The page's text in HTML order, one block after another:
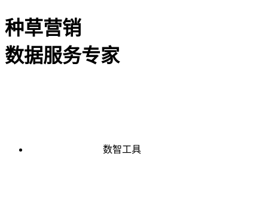
种草营销
数据服务专家
数智工具